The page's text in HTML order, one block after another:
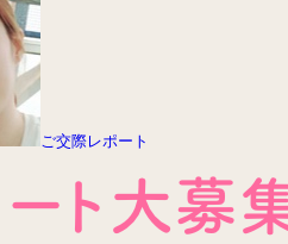
ご交際レポート